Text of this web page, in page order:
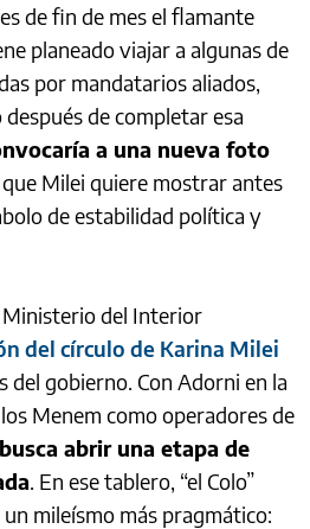
de fin de mes el flamante
planeado viajar a algunas de
por mandatarios aliados,
después de completar esa
a una nueva foto
Milei quiere mostrar antes
de estabilidad política y
Ministerio del Interior
del círculo de Karina Milei
del gobierno. Con Adorni en la
Menem como operadores de
abrir una etapa de
. En ese tablero, “el Colo”
mileísmo más pragmático: